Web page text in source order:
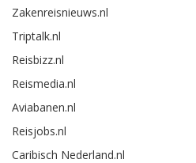
Zakenreisnieuws.nl
Triptalk.nl
Reisbizz.nl
Reismedia.nl
Aviabanen.nl
Reisjobs.nl
Caribisch Nederland.nl